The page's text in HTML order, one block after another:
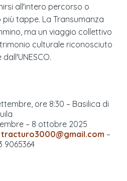
all'intero percorso o
tappe. La Transumanza
ma un viaggio collettivo
culturale riconosciuto
ore 8:30 – Basilica di
– 8 ottobre 2025
tracturo3000@gmail.com –
9065364